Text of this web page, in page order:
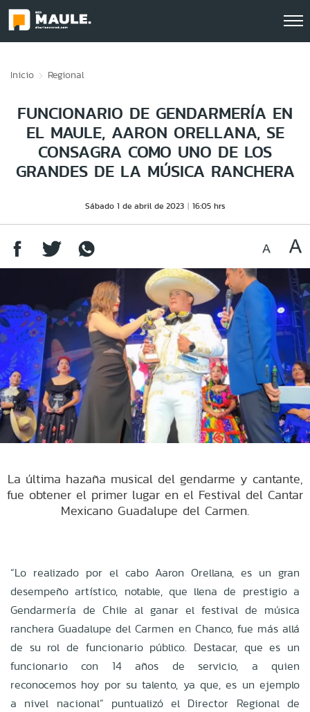
Inicio Regional
FUNCIONARIO DE GENDARMERÍA EN
EL MAULE, AARON ORELLANA, SE
CONSAGRA COMO UNO DE LOS
GRANDES DE LA MÚSICA RANCHERA
Sábado 1 de abril de 2023 16:05 hrs
La última hazaña musical del gendarme y cantante,
fue obtener el primer lugar en el Festival del Cantar
Mexicano Guadalupe del Carmen.
“Lo realizado por el cabo Aaron Orellana, es un gran
desempeño artístico, notable, que llena de prestigio a
Gendarmería de Chile al ganar el festival de música
ranchera Guadalupe del Carmen en Chanco, fue más allá
de su rol de funcionario público. Destacar, que es un
funcionario con 14 años de servicio, a quien
reconocemos hoy por su talento, ya que, es un ejemplo
a nivel nacional” puntualizó el Director Regional de